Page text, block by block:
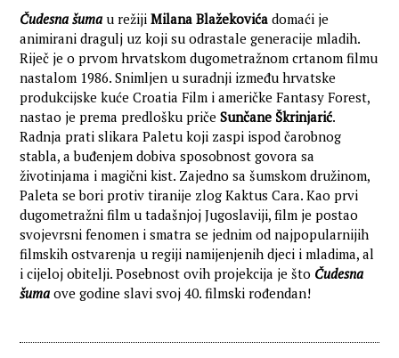
Čudesna šuma u režijiMilana Blažekovića domaći je
animirani dragulj uz koji su odrastale generacije mladih.
Riječ je o prvom hrvatskom dugometražnom crtanom filmu
nastalom 1986. Snimljen u suradnji između hrvatske
produkcijske kuće Croatia Film i američke Fantasy Forest,
nastao je prema predlošku pričeSunčane Škrinjarić.
Radnja prati slikara Paletu koji zaspi ispod čarobnog
stabla, a buđenjem dobiva sposobnost govora sa
životinjama i magični kist. Zajedno sa šumskom družinom,
Paleta se bori protiv tiranije zlog Kaktus Cara. Kao prvi
dugometražni film u tadašnjoj Jugoslaviji, film je postao
svojevrsni fenomen i smatra se jednim od najpopularnijih
filmskih ostvarenja u regiji namijenjenih djeci i mladima, al
i cijeloj obitelji. Posebnost ovih projekcija je što Čudesna
šuma ove godine slavi svoj 40. filmski rođendan!